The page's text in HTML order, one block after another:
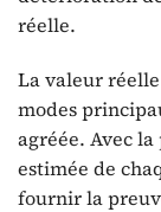
réelle.
La valeur
modes
agréée. Avec
estimée de
fournir la